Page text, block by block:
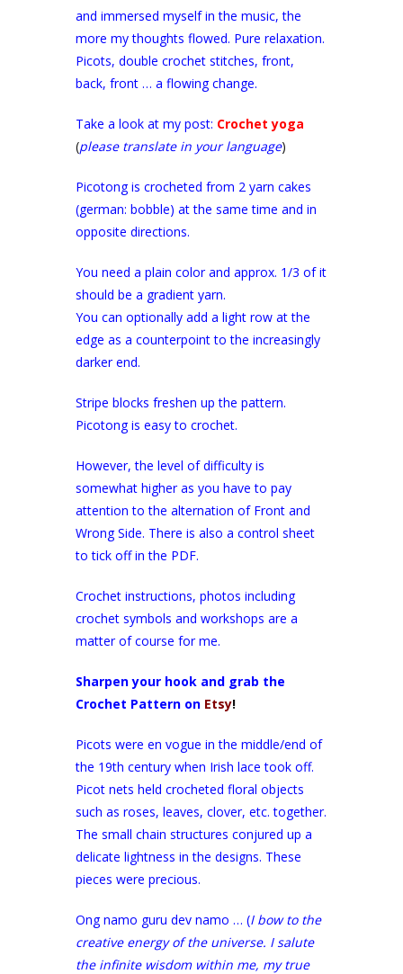
and immersed myself in the music, the
more my thoughts flowed. Pure relaxation.
Picots, double crochet stitches, front,
back, front … a flowing change.
Take a look at my post: Crochet yoga
(please translate in your language)
Picotong is crocheted from 2 yarn cakes
(german: bobble) at the same time and in
opposite directions.
You need a plain color and approx. 1/3 of it
should be a gradient yarn.
You can optionally add a light row at the
edge as a counterpoint to the increasingly
darker end.
Stripe blocks freshen up the pattern.
Picotong is easy to crochet.
However, the level of difficulty is
somewhat higher as you have to pay
attention to the alternation of Front and
Wrong Side. There is also a control sheet
to tick off in the PDF.
Crochet instructions, photos including
crochet symbols and workshops are a
matter of course for me.
Sharpen your hook and grab the
Crochet Pattern on Etsy!
Picots were en vogue in the middle/end of
the 19th century when Irish lace took off.
Picot nets held crocheted floral objects
such as roses, leaves, clover, etc. together.
The small chain structures conjured up a
delicate lightness in the designs. These
pieces were precious.
Ong namo guru dev namo … (I bow to the
creative energy of the universe. I salute
the infinite wisdom within me, my true